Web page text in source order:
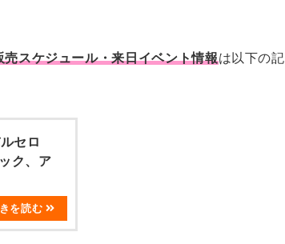
スケジュール・来日イベント情報は以下の記
セロ
ク、ア